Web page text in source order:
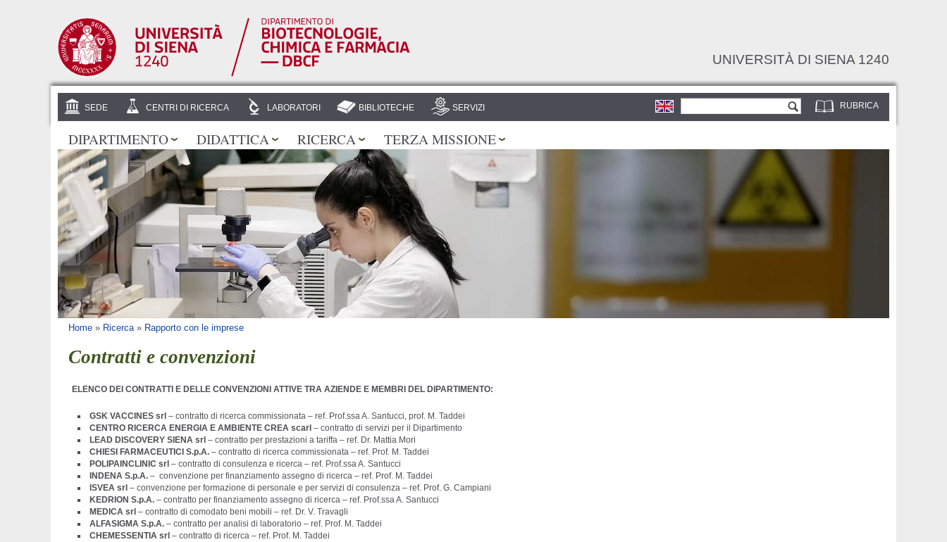
UNIVERSITÀ DI SIENA 1240
RUBRICA
Form di ricerca
SEDE CENTRI DI RICERCA LABORATORI BIBLIOTECHE SERVIZI
DIPARTIMENTO DIDATTICA RICERCA TERZA MISSIONE
Tu sei qui
Home » Ricerca» Rapporto con le imprese
Contratti e convenzioni
ELENCO DEI CONTRATTI E DELLE CONVENZIONI ATTIVE TRA AZIENDE E MEMBRI DEL DIPARTIMENTO:
GSK VACCINES srl – contratto di ricerca commissionata – ref. Prof.ssa A. Santucci, prof. M. Taddei
CENTRO RICERCA ENERGIA E AMBIENTE CREA scarl – contratto di servizi per il Dipartimento
LEAD DISCOVERY SIENA srl – contratto per prestazioni a tariffa – ref. Dr. Mattia Mori
CHIESI FARMACEUTICI S.p.A. – contratto di ricerca commissionata – ref. Prof. M. Taddei
POLIPAINCLINIC srl – contratto di consulenza e ricerca – ref. Prof.ssa A. Santucci
INDENA S.p.A. – convenzione per finanziamento assegno di ricerca – ref. Prof. M. Taddei
ISVEA srl – convenzione per formazione di personale e per servizi di consulenza – ref. Prof. G. Campiani
KEDRION S.p.A. – contratto per finanziamento assegno di ricerca – ref. Prof.ssa A. Santucci
MEDICA srl – contratto di comodato beni mobili – ref. Dr. V. Travagli
ALFASIGMA S.p.A. – contratto per analisi di laboratorio – ref. Prof. M. Taddei
CHEMESSENTIA srl– contratto di ricerca – ref. Prof. M. Taddei